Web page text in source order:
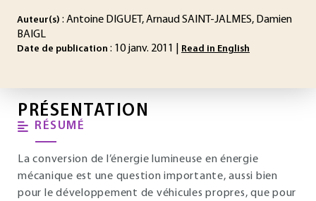
Auteur(s) : Antoine DIGUET, Arnaud SAINT-JALMES, Damien
BAIGL
Date de publication : 10 janv. 2011 | Read in English
PRÉSENTATION
RÉSUMÉ
La conversion de l’énergie lumineuse en énergie
mécanique est une question importante, aussi bien
pour le développement de véhicules propres, que pour